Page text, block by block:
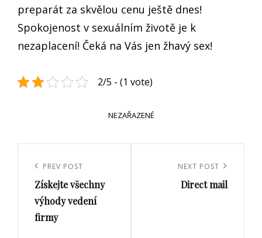
preparát za skvělou cenu ještě dnes!
Spokojenost v sexuálním životě je k
nezaplacení! Čeká na Vás jen žhavý sex!
2/5 - (1 vote)
CATEGORIES
NEZAŘAZENÉ
pro
příspěvek
Previous
Post
PREV POST
Získejte všechny
výhody vedení
firmy
NEXT POST
Direct mail